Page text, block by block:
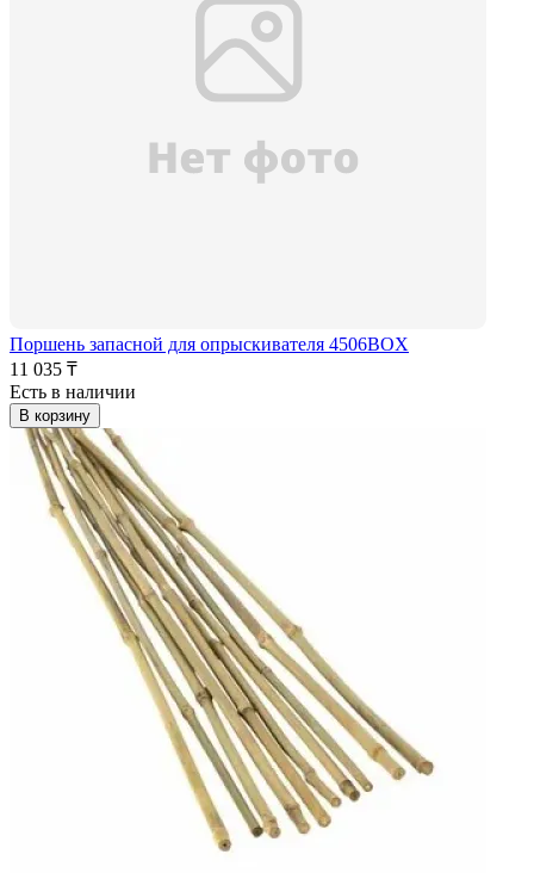
Поршень запасной для опрыскивателя 4506BOX
11 035 ₸
Есть в наличии
В корзину